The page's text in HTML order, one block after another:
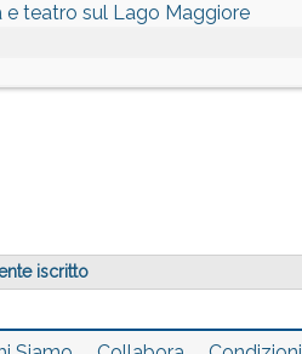
e teatro sul Lago Maggiore
iscritto